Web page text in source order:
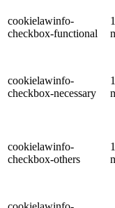
cookielawinfo-
checkbox-functional
cookielawinfo-
checkbox-necessary
cookielawinfo-
checkbox-others